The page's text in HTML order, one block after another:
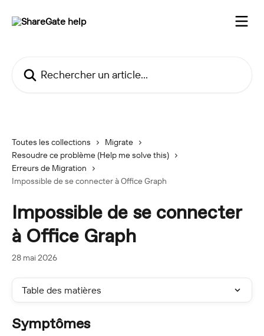
Toutes les collections
Migrate
Resoudre ce problème (Help me solve this)
Erreurs de Migration
Impossible de se connecter à Office Graph
Impossible de se connecter
à Office Graph
28 mai 2026
Table des matières
Symptômes